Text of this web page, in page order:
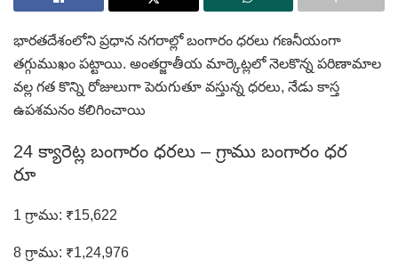
భారతదేశంలోని ప్రధాన నగరాల్లో బంగారం ధరలు గణనీయంగా
తగ్గుముఖం పట్టాయి. అంతర్జాతీయ మార్కెట్లలో నెలకొన్న పరిణామాల
వల్ల గత కొన్ని రోజులుగా పెరుగుతూ వస్తున్న ధరలు, నేడు కాస్త
ఉపశమనం కలిగించాయి
24 క్యారెట్ల బంగారం ధరలు – గ్రాము బంగారం ధర
రూ
1 గ్రాము: ₹15,622
8 గ్రాము: ₹1,24,976